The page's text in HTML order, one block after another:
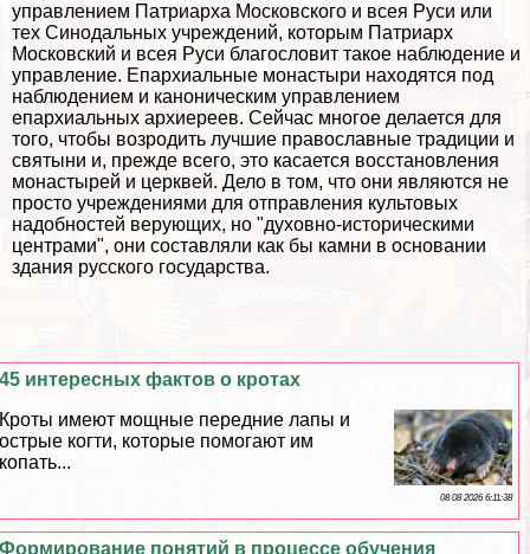
управлением Патриарха Московского и всея Руси или
тех Синодальных учреждений, которым Патриарх
Московский и всея Руси благословит такое наблюдение и
управление. Епархиальные монастыри находятся под
наблюдением и каноническим управлением
епархиальных архиереев. Сейчас многое делается для
того, чтобы возродить лучшие православные традиции и
святыни и, прежде всего, это касается восстановления
монастырей и церквей. Дело в том, что они являются не
просто учреждениями для отправления культовых
надобностей верующих, но "духовно-историческими
центрами", они составляли как бы камни в основании
здания русского государства.
45 интересных фактов о кротах
Кроты имеют мощные передние лапы и
острые когти, которые помогают им
копать...
08 08 2026 6:11:38
Формирование понятий в процессе обучения